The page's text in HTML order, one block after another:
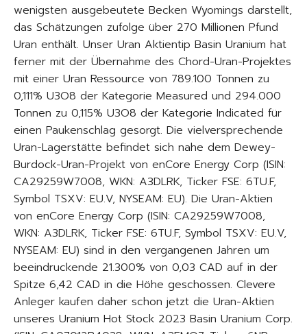
wenigsten ausgebeutete Becken Wyomings darstellt,
das Schätzungen zufolge über 270 Millionen Pfund
Uran enthält. Unser Uran Aktientip Basin Uranium hat
ferner mit der Übernahme des Chord-Uran-Projektes
mit einer Uran Ressource von 789.100 Tonnen zu
0,111% U3O8 der Kategorie Measured und 294.000
Tonnen zu 0,115% U3O8 der Kategorie Indicated für
einen Paukenschlag gesorgt. Die vielversprechende
Uran-Lagerstätte befindet sich nahe dem Dewey-
Burdock-Uran-Projekt von enCore Energy Corp (ISIN:
CA29259W7008, WKN: A3DLRK, Ticker FSE: 6TU.F,
Symbol TSXV: EU.V, NYSEAM: EU). Die Uran-Aktien
von enCore Energy Corp (ISIN: CA29259W7008,
WKN: A3DLRK, Ticker FSE: 6TU.F, Symbol TSXV: EU.V,
NYSEAM: EU) sind in den vergangenen Jahren um
beeindruckende 21.300% von 0,03 CAD auf in der
Spitze 6,42 CAD in die Höhe geschossen. Clevere
Anleger kaufen daher schon jetzt die Uran-Aktien
unseres Uranium Hot Stock 2023 Basin Uranium Corp.